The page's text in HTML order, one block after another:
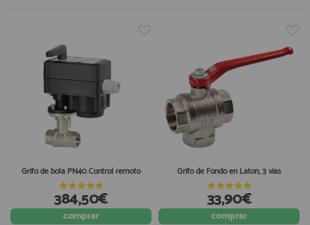
Grifo de bola PN40 Control remoto
384,50€
comprar
Grifo de Fondo en Laton, 3 vias
33,90€
comprar